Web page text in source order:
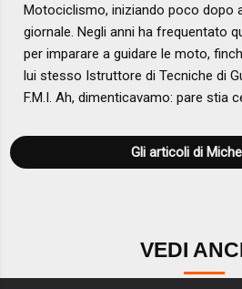
Motociclismo, iniziando poco dopo
giornale. Negli anni ha frequentato
per imparare a guidare le moto,
lui stesso Istruttore di Tecniche di
F.M.I. Ah, dimenticavamo: pare stia
Gli articoli di
VEDI